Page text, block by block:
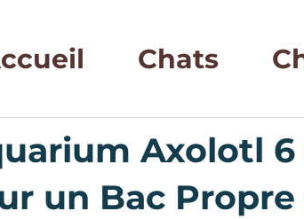
Chats
Axolotl 6
un Bac Propre